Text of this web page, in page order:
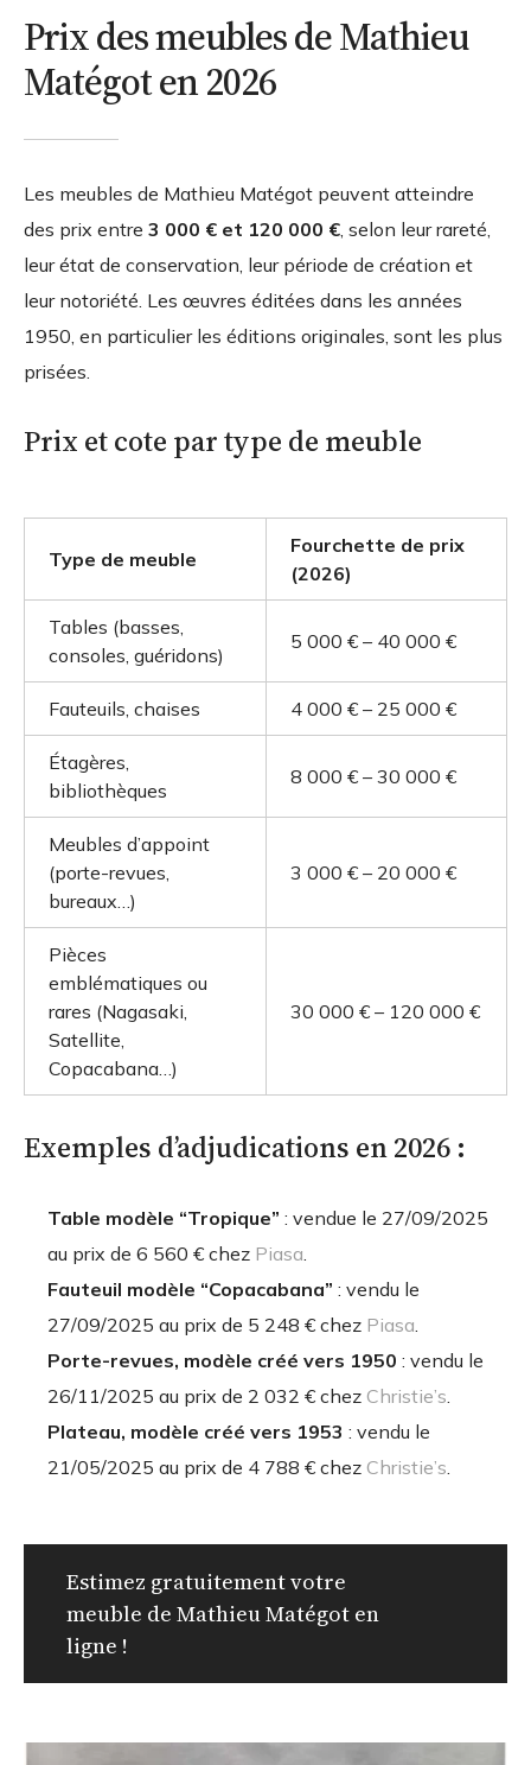
Prix des meubles de Mathieu
Matégot en 2026
Les meubles de Mathieu Matégot peuvent atteindre
des prix entre 3 000 € et 120 000 €, selon leur rareté,
leur état de conservation, leur période de création et
leur notoriété. Les œuvres éditées dans les années
1950, en particulier les éditions originales, sont les plus
prisées.
Prix et cote par type de meuble
Type de meuble
Fourchette de prix
(2026)
Tables (basses,
consoles, guéridons)
5 000 € – 40 000 €
Fauteuils, chaises 4 000 € – 25 000 €
Étagères,
bibliothèques
8 000 € – 30 000 €
Meubles d’appoint
(porte-revues,
bureaux…)
3 000 € – 20 000 €
Pièces
emblématiques ou
rares (Nagasaki,
Satellite,
Copacabana…)
30 000 € – 120 000 €
Exemples d’adjudications en 2026 :
Table modèle “Tropique” : vendue le 27/09/2025
au prix de 6 560 € chez Piasa.
Fauteuil modèle “Copacabana” : vendu le
27/09/2025 au prix de 5 248 € chez Piasa.
Porte-revues, modèle créé vers 1950 : vendu le
26/11/2025 au prix de 2 032 € chez Christie’s.
Plateau, modèle créé vers 1953 : vendu le
21/05/2025 au prix de 4 788 € chez Christie’s.
Estimez gratuitement votre
meuble de Mathieu Matégot en
ligne !